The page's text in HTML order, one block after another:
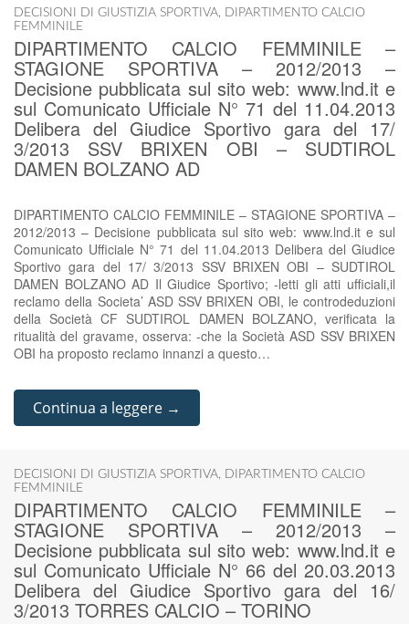
DECISIONI DI GIUSTIZIA SPORTIVA, DIPARTIMENTO CALCIO
FEMMINILE
DIPARTIMENTO CALCIO FEMMINILE –
STAGIONE SPORTIVA – 2012/2013 –
Decisione pubblicata sul sito web: www.lnd.it e
sul Comunicato Ufficiale N° 71 del 11.04.2013
Delibera del Giudice Sportivo gara del 17/
3/2013 SSV BRIXEN OBI – SUDTIROL
DAMEN BOLZANO AD
DIPARTIMENTO CALCIO FEMMINILE – STAGIONE SPORTIVA –
2012/2013 – Decisione pubblicata sul sito web: www.lnd.it e sul
Comunicato Ufficiale N° 71 del 11.04.2013 Delibera del Giudice
Sportivo gara del 17/ 3/2013 SSV BRIXEN OBI – SUDTIROL
DAMEN BOLZANO AD Il Giudice Sportivo; -letti gli atti ufficiali,il
reclamo della Societa’ ASD SSV BRIXEN OBI, le controdeduzioni
della Società CF SUDTIROL DAMEN BOLZANO, verificata la
ritualità del gravame, osserva: -che la Società ASD SSV BRIXEN
OBI ha proposto reclamo innanzi a questo…
Continua a leggere →
DECISIONI DI GIUSTIZIA SPORTIVA, DIPARTIMENTO CALCIO
FEMMINILE
DIPARTIMENTO CALCIO FEMMINILE –
STAGIONE SPORTIVA – 2012/2013 –
Decisione pubblicata sul sito web: www.lnd.it e
sul Comunicato Ufficiale N° 66 del 20.03.2013
Delibera del Giudice Sportivo gara del 16/
3/2013 TORRES CALCIO – TORINO